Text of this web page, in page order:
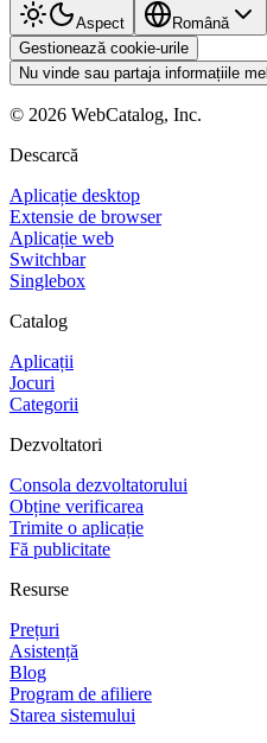
Aspect
Română
Gestionează cookie-urile
Nu vinde sau partaja informațiile
© 2026 WebCatalog, Inc.
Descarcă
Aplicație desktop
Extensie de browser
Aplicație web
Switchbar
Singlebox
Catalog
Aplicații
Jocuri
Categorii
Dezvoltatori
Consola dezvoltatorului
Obține verificarea
Trimite o aplicație
Fă publicitate
Resurse
Prețuri
Asistență
Blog
Program de afiliere
Starea sistemului